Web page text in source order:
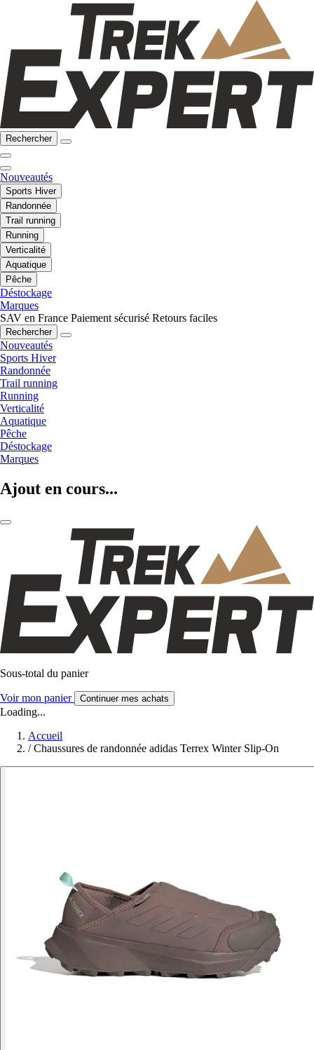
Rechercher
Nouveautés
Sports Hiver
Randonnée
Trail running
Running
Verticalité
Aquatique
Pêche
Déstockage
Marques
SAV en France Paiement sécurisé Retours faciles
Rechercher
Nouveautés
Sports Hiver
Randonnée
Trail running
Running
Verticalité
Aquatique
Pêche
Déstockage
Marques
Ajout en cours...
Sous-total du panier
Voir mon panier Continuer mes achats
Loading...
Accueil
/ Chaussures de randonnée adidas Terrex Winter Slip-On